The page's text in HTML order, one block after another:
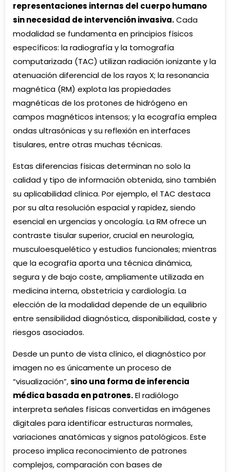
representaciones internas del cuerpo humano
sin necesidad de intervención invasiva.Cada
modalidad se fundamenta en principios físicos
específicos: la radiografía y la tomografía
computarizada (TAC) utilizan radiación ionizante y la
atenuación diferencial de los rayos X; la resonancia
magnética (RM) explota las propiedades
magnéticas de los protones de hidrógeno en
campos magnéticos intensos; y la ecografía emplea
ondas ultrasónicas y su reflexión en interfaces
tisulares, entre otras muchas técnicas.
Estas diferencias físicas determinan no solo la
calidad y tipo de información obtenida, sino también
su aplicabilidad clínica. Por ejemplo, el TAC destaca
por su alta resolución espacial y rapidez, siendo
esencial en urgencias y oncología. La RM ofrece un
contraste tisular superior, crucial en neurología,
musculoesquelético y estudios funcionales; mientras
que la ecografía aporta una técnica dinámica,
segura y de bajo coste, ampliamente utilizada en
medicina interna, obstetricia y cardiología. La
elección de la modalidad depende de un equilibrio
entre sensibilidad diagnóstica, disponibilidad, coste y
riesgos asociados.
Desde un punto de vista clínico, el diagnóstico por
imagen no es únicamente un proceso de
“visualización”,sino una forma de inferencia
médica basada en patrones.El radiólogo
interpreta señales físicas convertidas en imágenes
digitales para identificar estructuras normales,
variaciones anatómicas y signos patológicos. Este
proceso implica reconocimiento de patrones
complejos, comparación con bases de